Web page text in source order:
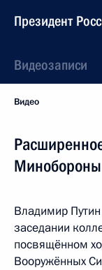
Президент
Видеозаписи
Видео
Минобороны
Владимир
заседании
посвящённом
Вооружённых